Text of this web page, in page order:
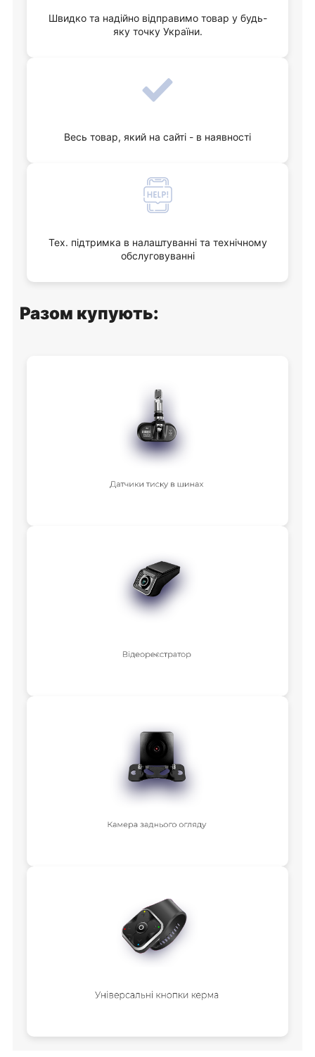
Швидко та надійно відправимо товар у будь-
яку точку України.
Весь товар, який на сайті - в наявності
Тех. підтримка в налаштуванні та технічному
обслуговуванні
Разом купують: